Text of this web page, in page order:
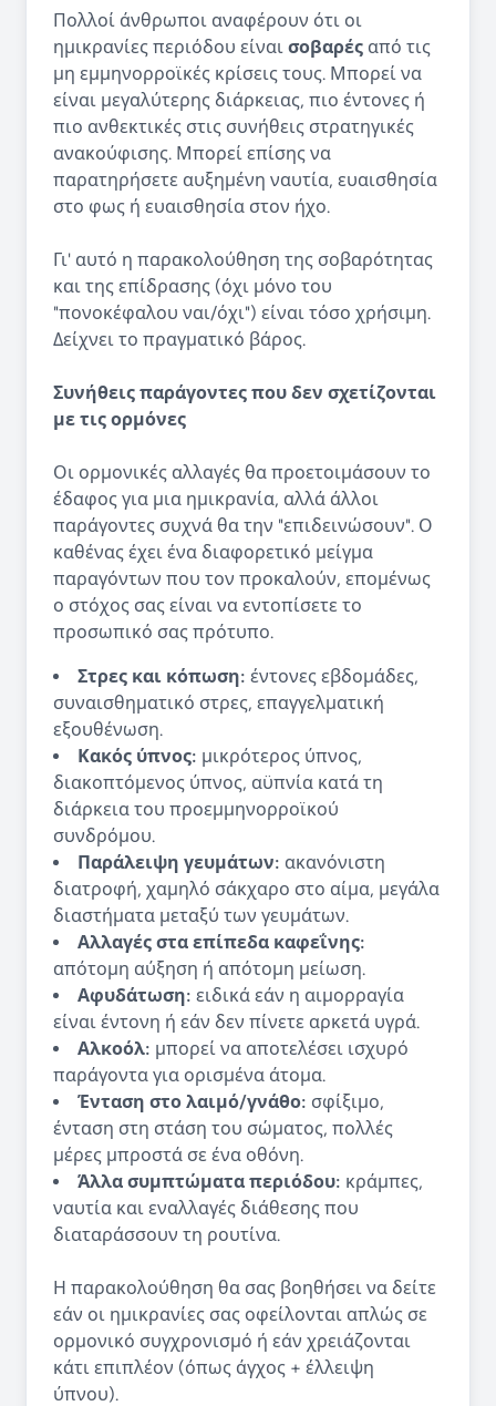
Πολλοί άνθρωποι αναφέρουν ότι οι
ημικρανίες περιόδου είναι σοβαρές από τις
μη εμμηνορροϊκές κρίσεις τους. Μπορεί να
είναι μεγαλύτερης διάρκειας, πιο έντονες ή
πιο ανθεκτικές στις συνήθεις στρατηγικές
ανακούφισης. Μπορεί επίσης να
παρατηρήσετε αυξημένη ναυτία, ευαισθησία
στο φως ή ευαισθησία στον ήχο.
Γι' αυτό η παρακολούθηση της σοβαρότητας
και της επίδρασης (όχι μόνο του
"πονοκέφαλου ναι/όχι") είναι τόσο χρήσιμη.
Δείχνει το πραγματικό βάρος.
Συνήθεις παράγοντες που δεν σχετίζονται
με τις ορμόνες
Οι ορμονικές αλλαγές θα προετοιμάσουν το
έδαφος για μια ημικρανία, αλλά άλλοι
παράγοντες συχνά θα την "επιδεινώσουν". Ο
καθένας έχει ένα διαφορετικό μείγμα
παραγόντων που τον προκαλούν, επομένως
ο στόχος σας είναι να εντοπίσετε το
προσωπικό σας πρότυπο.
Στρες και κόπωση: έντονες εβδομάδες,
συναισθηματικό στρες, επαγγελματική
εξουθένωση.
Κακός ύπνος: μικρότερος ύπνος,
διακοπτόμενος ύπνος, αϋπνία κατά τη
διάρκεια του προεμμηνορροϊκού
συνδρόμου.
Παράλειψη γευμάτων: ακανόνιστη
διατροφή, χαμηλό σάκχαρο στο αίμα, μεγάλα
διαστήματα μεταξύ των γευμάτων.
Αλλαγές στα επίπεδα καφεΐνης:
απότομη αύξηση ή απότομη μείωση.
Αφυδάτωση: ειδικά εάν η αιμορραγία
είναι έντονη ή εάν δεν πίνετε αρκετά υγρά.
Αλκοόλ: μπορεί να αποτελέσει ισχυρό
παράγοντα για ορισμένα άτομα.
Ένταση στο λαιμό/γνάθο: σφίξιμο,
ένταση στη στάση του σώματος, πολλές
μέρες μπροστά σε ένα οθόνη.
Άλλα συμπτώματα περιόδου: κράμπες,
ναυτία και εναλλαγές διάθεσης που
διαταράσσουν τη ρουτίνα.
Η παρακολούθηση θα σας βοηθήσει να δείτε
εάν οι ημικρανίες σας οφείλονται απλώς σε
ορμονικό συγχρονισμό ή εάν χρειάζονται
κάτι επιπλέον (όπως άγχος + έλλειψη
ύπνου).